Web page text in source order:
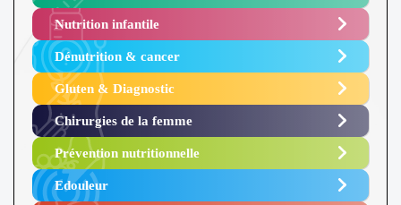
Nutrition infantile
Dénutrition & cancer
Gluten & Diagnostic
Chirurgies de la femme
Prévention nutritionnelle
Edouleur​